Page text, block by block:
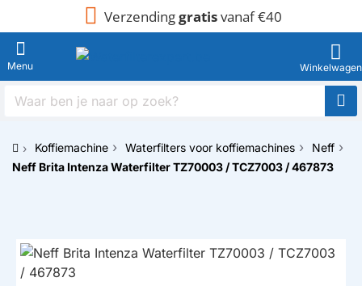
Verzendinggratisvanaf €40
Waar
naar
oph
Koffiemachine Waterfilters voor koffiemachines
Neff
Neff Brita Intenza Waterfilter TZ70003 / TCZ7003 / 467873